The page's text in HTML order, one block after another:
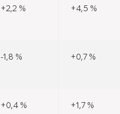
+2,2 % +4,5 %
-1,8 % +0,7 %
+0,4 % +1,7 %